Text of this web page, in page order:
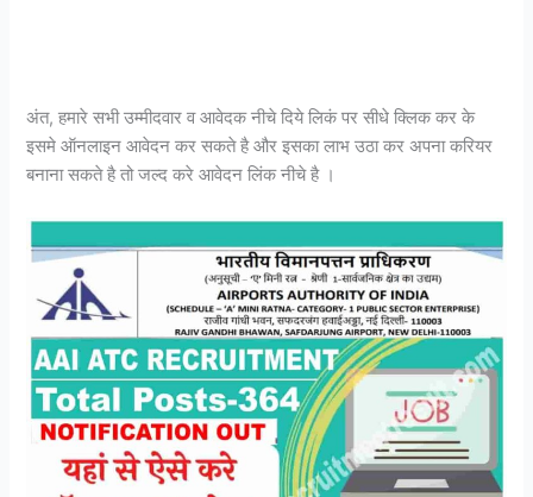
अंत, हमारे सभी उम्मीदवार व आवेदक नीचे दिये लिकं पर सीधे क्लिक कर के
इसमे ऑनलाइन आवेदन कर सकते है और इसका लाभ उठा कर अपना करियर
बनाना सकते है तो जल्द करे आवेदन लिंक नीचे है ।